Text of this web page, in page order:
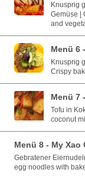
Knusprig
Gemüse |
and
Menü 6
Knusprig
Crispy
Menü 7
Tofu in
coconut
Menü 8 - My Xao
Gebratener
egg noodles with